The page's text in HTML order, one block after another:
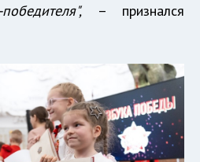
– признался